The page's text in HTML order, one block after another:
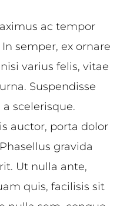
ac tempor
semper, ex ornare
varius felis, vitae
Suspendisse
scelerisque.
auctor, porta dolor
gravida
Ut nulla ante,
quis, facilisis sit